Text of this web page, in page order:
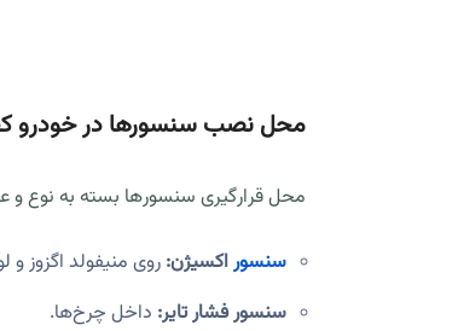
محل نصب سنسورها در خودرو
محل قرارگیری سنسورها بسته به نوع
سنسوراکسیژن: روی منیفولد اگزوز و
سنسور فشار تایر: داخل چرخ‌ها.